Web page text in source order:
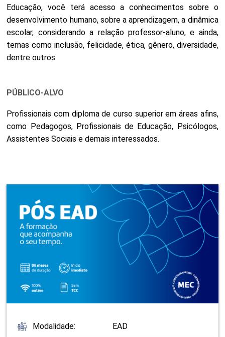
Modalidade: EAD
Educação, você terá acesso a conhecimentos sobre o
desenvolvimento humano, sobre a aprendizagem, a dinâmica
escolar, considerando a relação professor-aluno, e ainda,
temas como inclusão, felicidade, ética, gênero, diversidade,
dentre outros.
PÚBLICO-ALVO
Profissionais com diploma de curso superior em áreas afins,
como Pedagogos, Profissionais de Educação, Psicólogos,
Assistentes Sociais e demais interessados.